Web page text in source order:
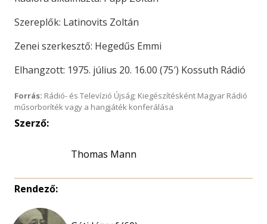
Szereplők: Latinovits Zoltán
Zenei szerkesztő: Hegedűs Emmi
Elhangzott: 1975. július 20. 16.00 (75′) Kossuth Rádió
Forrás: Rádió- és Televízió Újság; Kiegészítésként Magyar Rádió
műsorboríték vagy a hangjáték konferálása
Szerző:
Thomas Mann
Rendező: